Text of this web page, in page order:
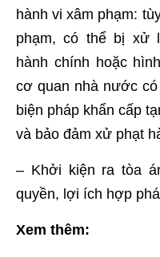
hành vi xâm phạm:
phạm, có thể bị xử
hành chính hoặc
cơ quan nhà nước
biện pháp khẩn cấp
và bảo đảm xử phạt
– Khởi kiện ra tòa
quyền, lợi ích hợp
Xem thêm: